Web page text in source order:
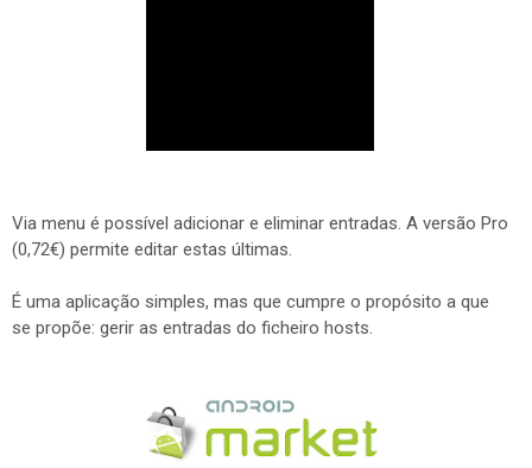
Via menu é possível adicionar e eliminar entradas. A versão Pro
(0,72€) permite editar estas últimas.
É uma aplicação simples, mas que cumpre o propósito a que
se propõe: gerir as entradas do ficheiro hosts.